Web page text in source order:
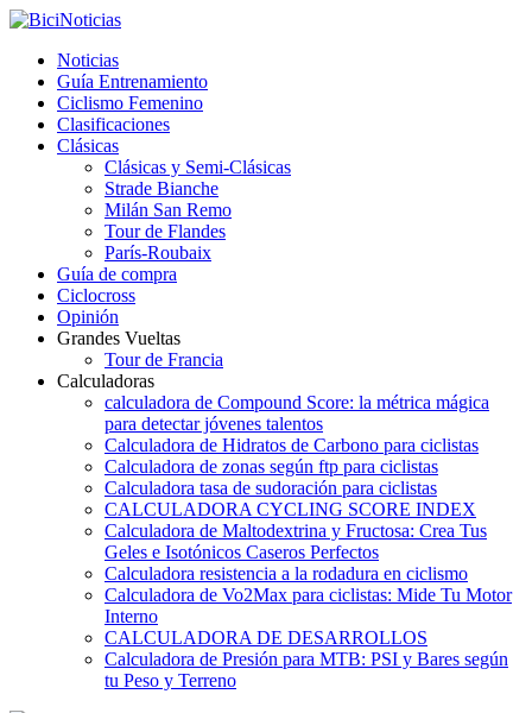
Noticias
Guía Entrenamiento
Ciclismo Femenino
Clasificaciones
Clásicas
Clásicas y Semi-Clásicas
Strade Bianche
Milán San Remo
Tour de Flandes
París-Roubaix
Guía de compra
Ciclocross
Opinión
Grandes Vueltas
Tour de Francia
Calculadoras
calculadora de Compound Score: la métrica mágica
para detectar jóvenes talentos
Calculadora de Hidratos de Carbono para ciclistas
Calculadora de zonas según ftp para ciclistas
Calculadora tasa de sudoración para ciclistas
CALCULADORA CYCLING SCORE INDEX
Calculadora de Maltodextrina y Fructosa: Crea Tus
Geles e Isotónicos Caseros Perfectos
Calculadora resistencia a la rodadura en ciclismo
Calculadora de Vo2Max para ciclistas: Mide Tu Motor
Interno
CALCULADORA DE DESARROLLOS
Calculadora de Presión para MTB: PSI y Bares según
tu Peso y Terreno